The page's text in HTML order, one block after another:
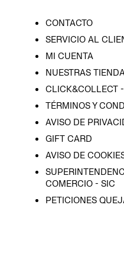
CONTACTO
SERVICIO AL
MI CUENTA
NUESTRAS
CLICK&COLLECT
TÉRMINOS Y
AVISO DE
GIFT CARD
AVISO DE
COMERCIO - SIC
PETICIONES